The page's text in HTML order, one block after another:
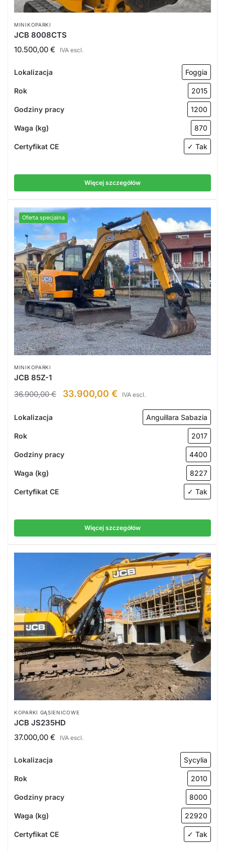
MINIKOPARKI
JCB 8008CTS
10.500,00 € IVA escl.
Lokalizacja Foggia
Rok 2015
Godziny pracy 1200
Waga (kg) 870
Certyfikat CE ✓ Tak
Więcej szczegółów
Oferta specjalna
MINIKOPARKI
JCB 85Z-1
36.900,00€ 33.900,00 € IVA escl.
Lokalizacja Anguillara Sabazia
Rok 2017
Godziny pracy 4400
Waga (kg) 8227
Certyfikat CE ✓ Tak
Więcej szczegółów
KOPARKI GĄSIENICOWE
JCB JS235HD
37.000,00 € IVA escl.
Lokalizacja Sycylia
Rok 2010
Godziny pracy 8000
Waga (kg) 22920
Certyfikat CE ✓ Tak